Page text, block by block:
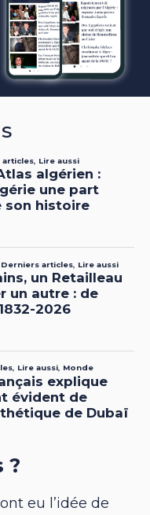
?
eu l’idée de